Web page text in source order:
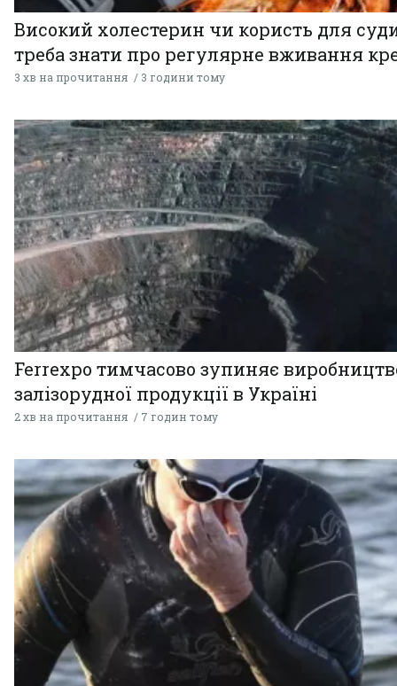
Високий холестерин чи користь для
треба знати про регулярне вживання
3 хв на прочитання 3 години тому
Ferrexpo тимчасово зупиняє
залізорудної продукції в Україні
2 хв на прочитання 7 годин тому